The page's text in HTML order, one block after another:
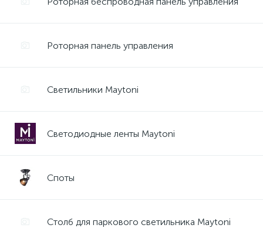
Роторная панель управления
Светильники Maytoni
Светодиодные ленты Maytoni
Споты
Столб для паркового светильника Maytoni